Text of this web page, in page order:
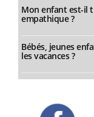
Mon enfant est-il
empathique ?
Bébés, jeunes
les vacances ?